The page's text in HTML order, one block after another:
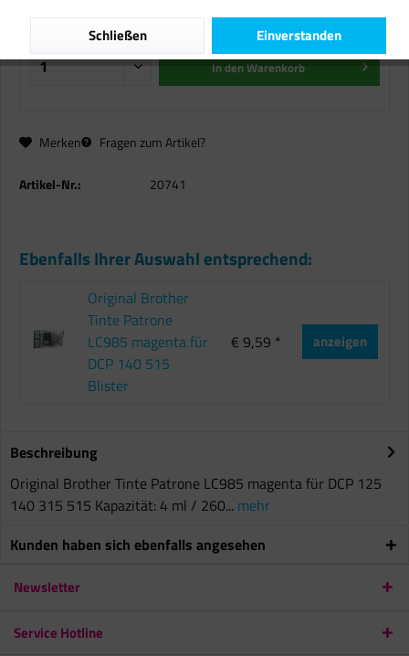
Sofort versandfertig, Lieferzeit ca. 1-2 Werktage
In denWarenkorb
Merken Fragen zum Artikel?
Artikel-Nr.: 20741
Ebenfalls Ihrer Auswahl entsprechend:
Original Brother
Tinte Patrone
LC985 magenta für
DCP 140 515
Blister
€ 9,59 * anzeigen
Beschreibung
Original Brother Tinte Patrone LC985 magenta für DCP 125
140 315 515 Kapazität: 4 ml / 260... mehr
Kunden haben sich ebenfalls angesehen
Newsletter
Service Hotline
Einverstanden
Schließen